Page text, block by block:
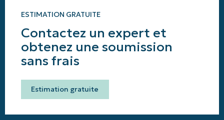
ESTIMATION GRATUITE
Contactez un expert et
obtenez une soumission
sans frais
Estimation gratuite